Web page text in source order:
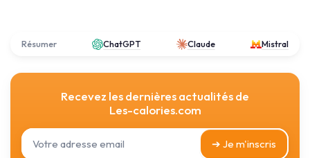
Résumer ChatGPT Claude Mistral
Recevez les dernières actualités de
Les-calories.com
➔ Je m'inscris